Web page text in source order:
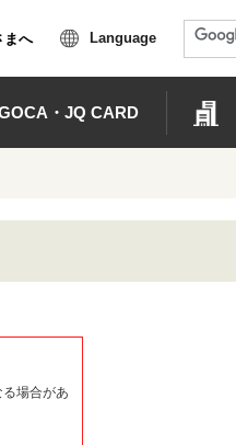
まへ Language
・JQ CARD
場合があ